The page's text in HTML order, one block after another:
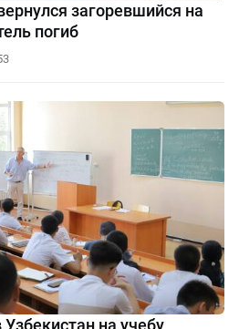
загоревшийся на
погиб
на учебу